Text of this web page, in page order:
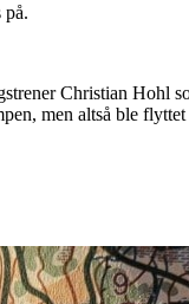
på.
Christian Hohl
men altså ble